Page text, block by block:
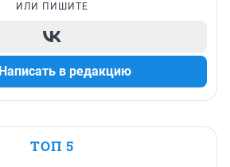
ИЛИ ПИШИТЕ
Написать в редакцию
ТОП 5